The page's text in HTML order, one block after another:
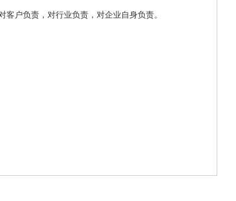
户负责，对行业负责，对企业自身负责。